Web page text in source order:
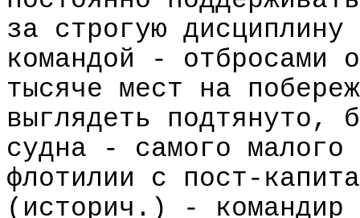
за строгую
командой - отбросами
тысяче мест на
выглядеть подтянуто,
судна - самого малого
флотилии с пост-
(историч.) - командир